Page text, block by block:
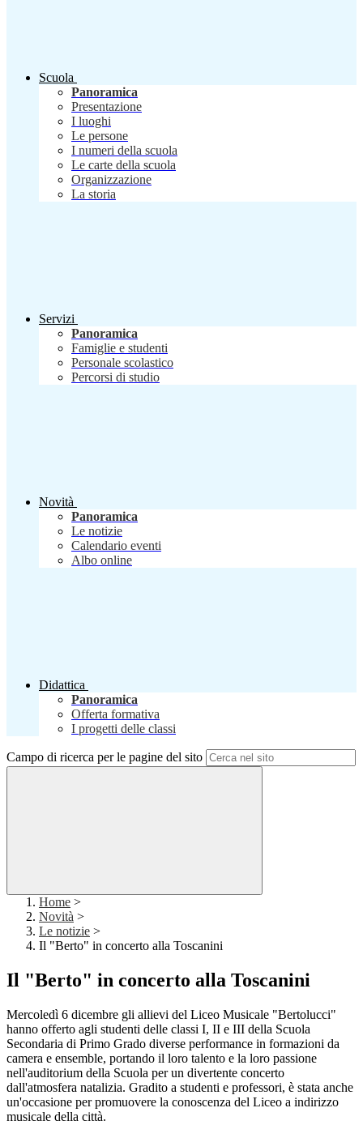
Scuola
Panoramica
Presentazione
I luoghi
Le persone
I numeri della scuola
Le carte della scuola
Organizzazione
La storia
Servizi
Panoramica
Famiglie e studenti
Personale scolastico
Percorsi di studio
Novità
Panoramica
Le notizie
Calendario eventi
Albo online
Didattica
Panoramica
Offerta formativa
I progetti delle classi
Campo di ricerca per le pagine del sito
Home >
Novità >
Le notizie >
Il "Berto" in concerto alla Toscanini
Il "Berto" in concerto alla Toscanini
Mercoledì 6 dicembre gli allievi del Liceo Musicale "Bertolucci"
hanno offerto agli studenti delle classi I, II e III della Scuola
Secondaria di Primo Grado diverse performance in formazioni da
camera e ensemble, portando il loro talento e la loro passione
nell'auditorium della Scuola per un divertente concerto
dall'atmosfera natalizia. Gradito a studenti e professori, è stata anche
un'occasione per promuovere la conoscenza del Liceo a indirizzo
musicale della città.